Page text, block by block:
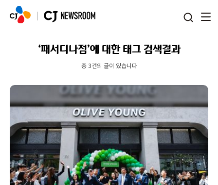
‘패서디나점’에 대한 태그 검색결과
총 3건의 글이 있습니다